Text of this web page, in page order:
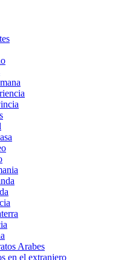
Arabes
en el extranjero